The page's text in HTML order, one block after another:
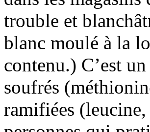
trouble et
blanc moulé à la
contenu.) C’est
soufrés
ramifiées